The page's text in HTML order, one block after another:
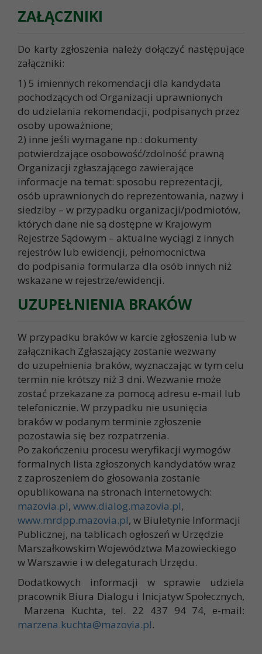
ZAŁĄCZNIKI
Do karty zgłoszenia należy dołączyć następujące
załączniki:
1) 5 imiennych rekomendacji dla kandydata
pochodzących od Organizacji uprawnionych
do udzielania rekomendacji, podpisanych przez
osoby upoważnione;
2) inne jeśli wymagane np.: dokumenty
potwierdzające osobowość/zdolność prawną
Organizacji zgłaszającego zawierające
informacje na temat: sposobu reprezentacji,
osób uprawnionych do reprezentowania, nazwy i
siedziby – w przypadku organizacji/podmiotów,
których dane nie są dostępne w Krajowym
Rejestrze Sądowym – aktualne wyciągi z innych
rejestrów lub ewidencji, pełnomocnictwa
do podpisania formularza dla osób innych niż
wskazane w rejestrze/ewidencji.
UZUPEŁNIENIA BRAKÓW
W przypadku braków w karcie zgłoszenia lub w
załącznikach Zgłaszający zostanie wezwany
do uzupełnienia braków, wyznaczając w tym celu
termin nie krótszy niż 3 dni. Wezwanie może
zostać przekazane za pomocą adresu e-mail lub
telefonicznie. W przypadku nie usunięcia
braków w podanym terminie zgłoszenie
pozostawia się bez rozpatrzenia.
Po zakończeniu procesu weryfikacji wymogów
formalnych lista zgłoszonych kandydatów wraz
z zaproszeniem do głosowania zostanie
opublikowana na stronach internetowych:
mazovia.pl, www.dialog.mazovia.pl,
www.mrdpp.mazovia.pl, w Biuletynie Informacji
Publicznej, na tablicach ogłoszeń w Urzędzie
Marszałkowskim Województwa Mazowieckiego
w Warszawie i w delegaturach Urzędu.
Dodatkowych informacji w sprawie udziela
pracownik Biura Dialogu i Inicjatyw Społecznych,
Marzena Kuchta, tel. 22 437 94 74, e-mail:
marzena.kuchta@mazovia.pl.